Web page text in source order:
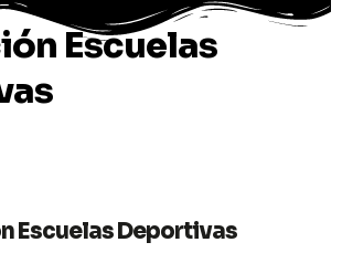
Escuelas
Escuelas Deportivas